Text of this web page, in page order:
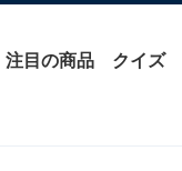
注目の商品 クイズ